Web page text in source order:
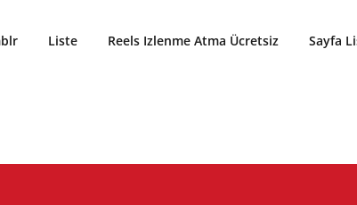
Liste Reels Izlenme Atma Ücretsiz Sayfa